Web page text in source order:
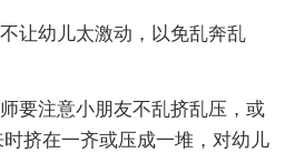
让幼儿太激动，以免乱奔乱
要注意小朋友不乱挤乱压，或
挤在一齐或压成一堆，对幼儿